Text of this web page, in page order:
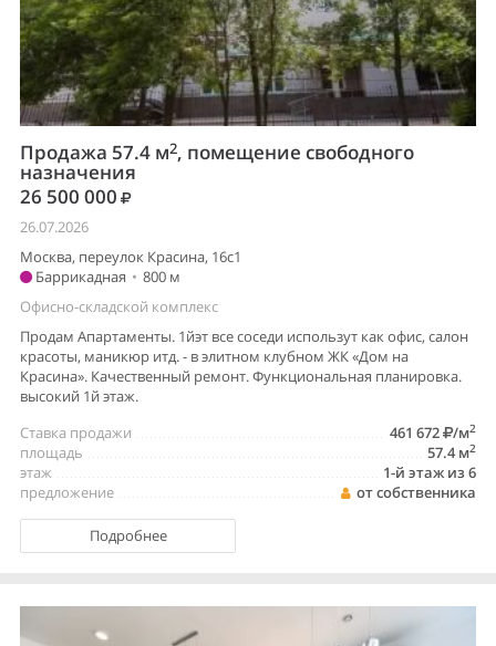
Продажа 57.4 м2, помещение свободного
назначения
26 500 000
26.07.2026
Москва, переулок Красина, 16с1
Баррикадная • 800 м
Офисно-складской комплекс
Продам Апартаменты. 1йэт все соседи использут как офис, салон
красоты, маникюр итд. - в элитном клубном ЖК «Дом на
Красина». Качественный ремонт. Функциональная планировка.
высокий 1й этаж.
461 672
/м2
Ставка продажи
57.4 м2
площадь
1-й этаж из 6
этаж
от собственника
предложение
Подробнее